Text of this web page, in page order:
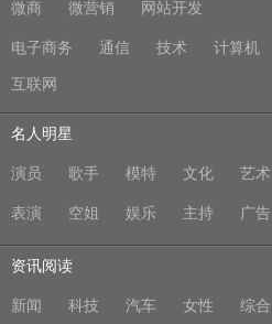
微商 微营销 网站开发
电子商务 通信 技术 计算机
互联网
名人明星
演员 歌手 模特 文化 艺术
表演 空姐 娱乐 主持 广告
资讯阅读
新闻 科技 汽车 女性 综合